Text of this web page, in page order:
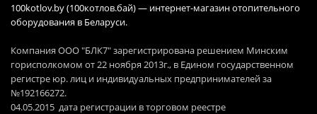
100kotlov.by (100котлов.бай) — интернет-магазин отопительного
оборудования в Беларуси.
Компания ООО "БЛК7" зарегистрирована решением Минским
горисполкомом от 22 ноября 2013г., в Едином государственном
регистре юр. лиц и индивидуальных предпринимателей за
№192166272.
04.05.2015 дата регистрации в торговом реестре